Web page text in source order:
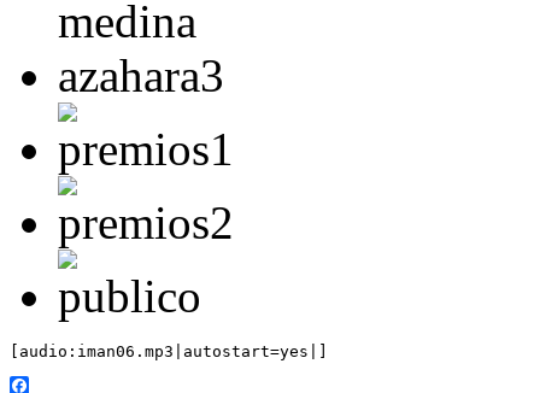
[audio:iman06.mp3|autostart=yes|]